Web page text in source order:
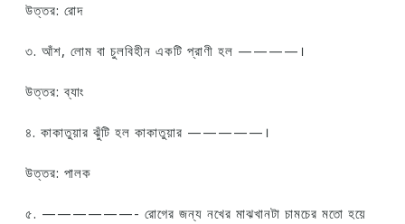
উত্তর: রোদ
৩. আঁশ, লোম বা চুলবিহীন একটি প্রাণী হল ————।
উত্তর: ব্যাং
৪. কাকাতুয়ার ঝুঁটি হল কাকাতুয়ার —————।
উত্তর: পালক
৫. ——————- রোগের জন্য নখের মাঝখানটা চামচের মতো হয়ে